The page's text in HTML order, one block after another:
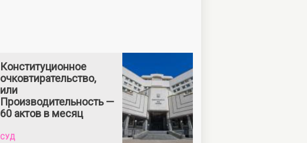
Конституционное
очковтирательство,
или
Производительность —
60 актов в месяц
СУД